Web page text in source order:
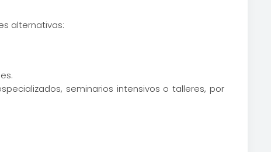
alternativas:
seminarios intensivos o talleres, por